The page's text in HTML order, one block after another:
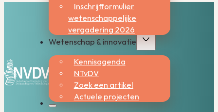
Inschrijfformulier
wetenschappelijke
vergadering 2026
Wetenschap & innovatie
Kennisagenda
NTvDV
Zoek een artikel
Actuele projecten